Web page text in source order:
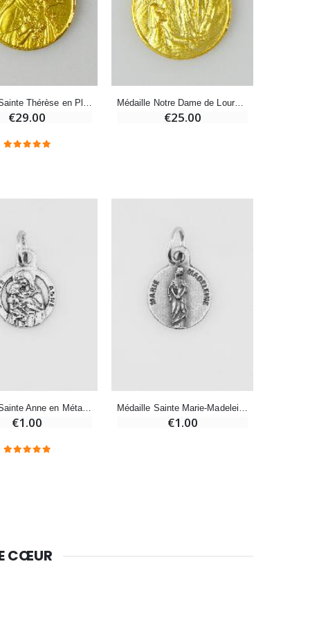
-20%
-25%
Lot de 20 Bougies de Neuvaine Blanches
Médaille Sainte Thérèse en Plaqué Or - 14mm
€29.00
Médaille Notre Dame de Lourdes en Plaqué Or - 12mm
€25.00
Médaille Sainte Anne en Métal Argenté - 12mm
€1.00
Médaille Sainte Marie-Madeleine en Métal Argenté - 12mm
€1.00
CŒUR